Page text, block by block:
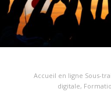
Accueil en ligne Sous-
digitale,